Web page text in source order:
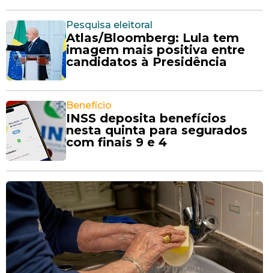
Pesquisa eleitoral
Atlas/Bloomberg: Lula tem
imagem mais positiva entre
candidatos à Presidência
Benefício
INSS deposita benefícios
nesta quinta para segurados
com finais 9 e 4